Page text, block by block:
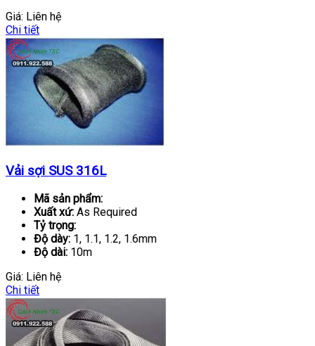
Giá: Liên hệ
Chi tiết
Vải sợi SUS 316L
Mã sản phẩm:
Xuất xứ: As Required
Tỷ trọng:
Độ dày: 1, 1.1, 1.2, 1.6mm
Độ dài: 10m
Giá: Liên hệ
Chi tiết